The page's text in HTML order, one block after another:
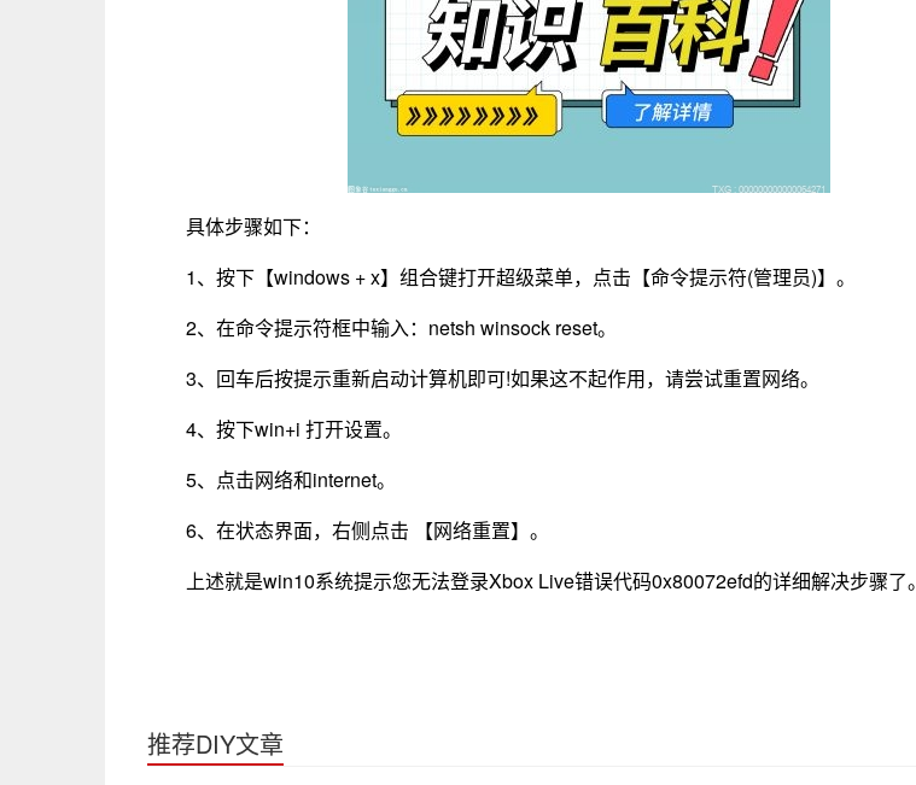
具体步骤如下：
1、按下【windows + x】组合键打开超级菜单，点击【命令提示符(管理员)】。
2、在命令提示符框中输入：netsh winsock reset。
3、回车后按提示重新启动计算机即可!如果这不起作用，请尝试重置网络。
4、按下win+i 打开设置。
5、点击网络和internet。
6、在状态界面，右侧点击 【网络重置】。
上述就是win10系统提示您无法登录Xbox Live错误代码0x80072efd的详细解决步骤了。
推荐DIY文章